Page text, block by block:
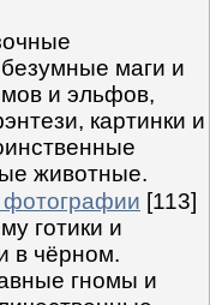
маги и
и эльфов,
картинки и
животные.
фотографии [113]
готики и
в чёрном.
гномы и